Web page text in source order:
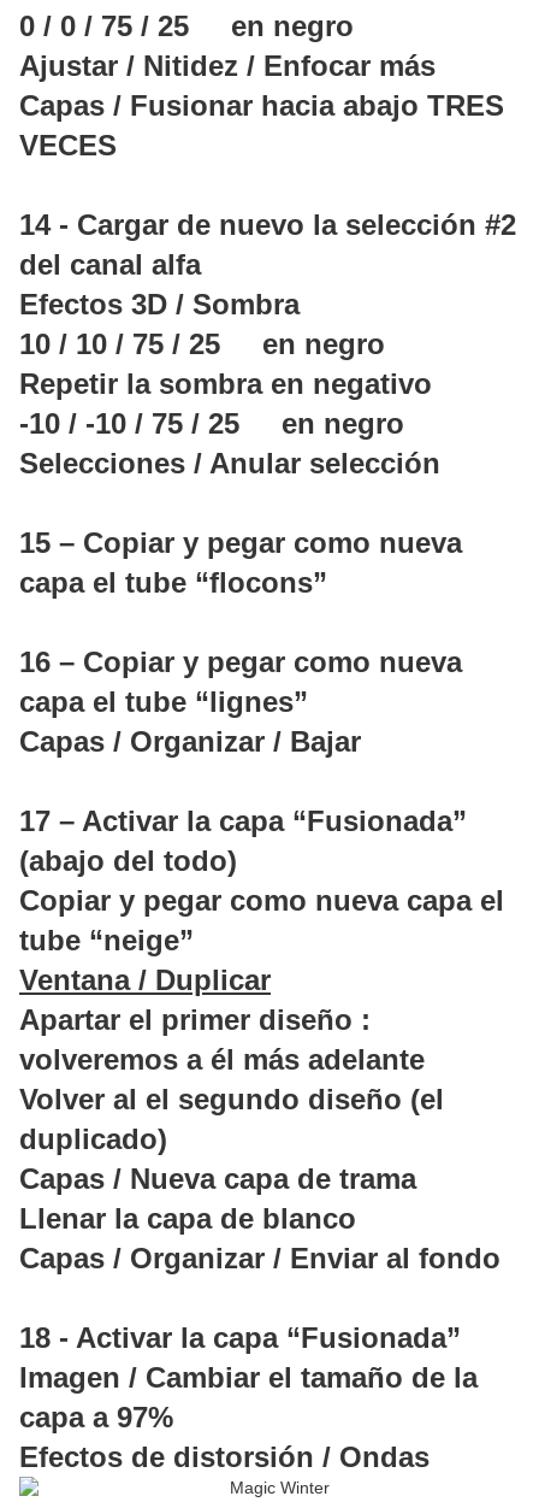
0 / 0 / 75 / 25 en negro
Ajustar / Nitidez / Enfocar más
Capas / Fusionar hacia abajo TRES
VECES
14 - Cargar de nuevo la selección #2
del canal alfa
Efectos 3D / Sombra
10 / 10 / 75 / 25 en negro
Repetir la sombra en negativo
-10 / -10 / 75 / 25 en negro
Selecciones / Anular selección
15 – Copiar y pegar como nueva
capa el tube “flocons”
16 – Copiar y pegar como nueva
capa el tube “lignes”
Capas / Organizar / Bajar
17 – Activar la capa “Fusionada”
(abajo del todo)
Copiar y pegar como nueva capa el
tube “neige”
Ventana / Duplicar
Apartar el primer diseño :
volveremos a él más adelante
Volver al el segundo diseño (el
duplicado)
Capas / Nueva capa de trama
Llenar la capa de blanco
Capas / Organizar / Enviar al fondo
18 - Activar la capa “Fusionada”
Imagen / Cambiar el tamaño de la
capa a 97%
Efectos de distorsión / Ondas